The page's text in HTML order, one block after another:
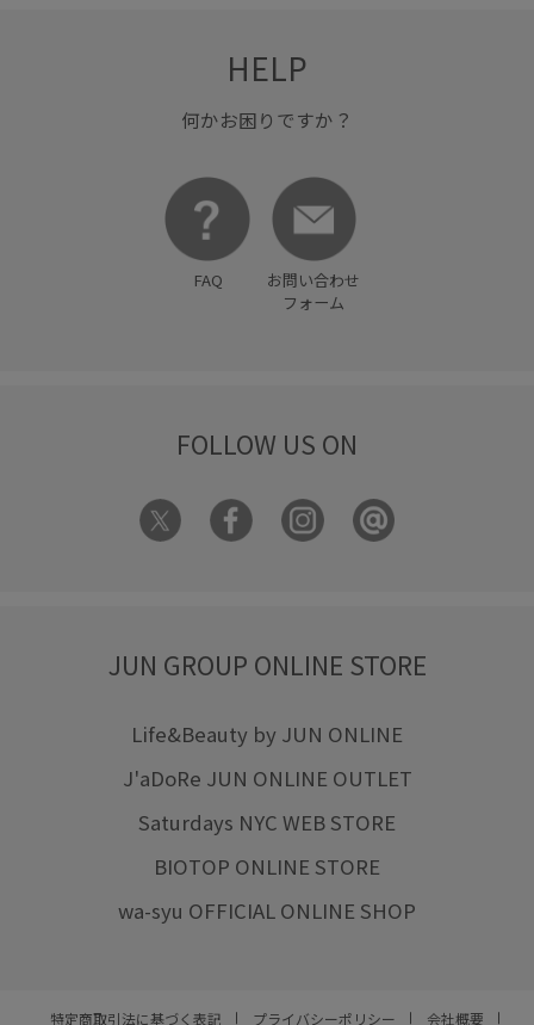
細く見える 美シルエット
軽い着心地 通気性
防臭効果 限定カラー
HELP
何かお困りですか？
FAQ
お問い合わせ
フォーム
FOLLOW US ON
JUN GROUP ONLINE STORE
Life&Beauty by JUN ONLINE
J'aDoRe JUN ONLINE OUTLET
Saturdays NYC WEB STORE
BIOTOP ONLINE STORE
wa-syu OFFICIAL ONLINE SHOP
特定商取引法に基づく表記 プライバシーポリシー 会社概要